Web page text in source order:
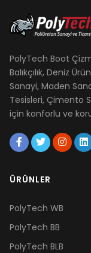
PolyTech Boot
Balıkçılık, Deniz
Sanayi, Maden
Tesisleri, Çimento
için konforlu ve
ÜRÜNLER
PolyTech WB
PolyTech BB
PolyTech BLB